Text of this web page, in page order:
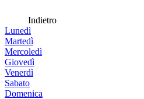
Indietro
Lunedì
Martedì
Mercoledì
Giovedì
Venerdì
Sabato
Domenica